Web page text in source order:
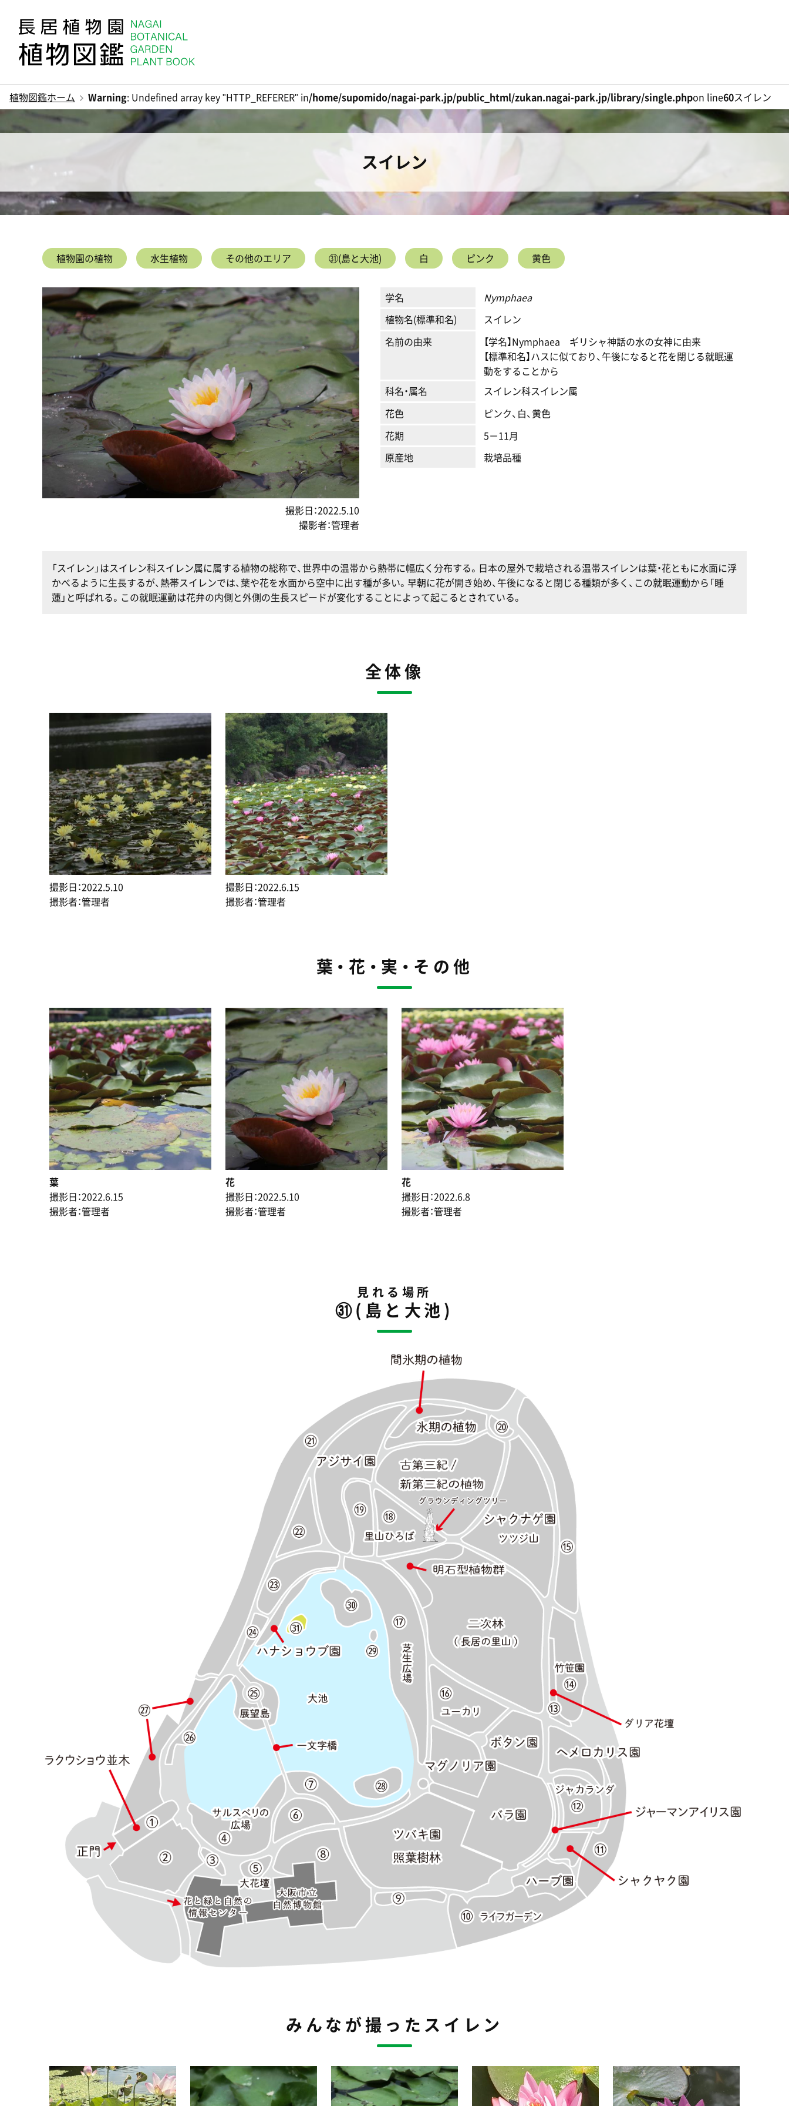
植物図鑑ホーム Warning: Undefined array key "HTTP_REFERER" in/home/supomido/nagai-park.jp/public_html/zukan.nagai-park.jp/library/single.phpon line60スイレン
スイレン
植物園の植物 水生植物 その他のエリア ㉛(島と大池) 白 ピンク 黄色
撮影日：2022.5.10
撮影者：管理者
学名
Nymphaea
植物名(標準和名)
スイレン
名前の由来
【学名】Nymphaea ギリシャ神話の水の女神に由来
【標準和名】ハスに似ており、午後になると花を閉じる就眠運
動をすることから
科名・属名
スイレン科スイレン属
花色
ピンク、白、黄色
花期
5－11月
原産地
栽培品種
「スイレン」はスイレン科スイレン属に属する植物の総称で、世界中の温帯から熱帯に幅広く分布する。日本の屋外で栽培される温帯スイレンは葉・花ともに水面に浮
かべるように生長するが、熱帯スイレンでは、葉や花を水面から空中に出す種が多い。早朝に花が開き始め、午後になると閉じる種類が多く、この就眠運動から「睡
蓮」と呼ばれる。この就眠運動は花弁の内側と外側の生長スピードが変化することによって起こるとされている。
全体像
撮影日：2022.5.10
撮影者：管理者
撮影日：2022.6.15
撮影者：管理者
葉・花・実・その他
葉
撮影日：2022.6.15
撮影者：管理者
花
撮影日：2022.5.10
撮影者：管理者
花
撮影日：2022.6.8
撮影者：管理者
見れる場所
㉛(島と大池)
みんなが撮ったスイレン